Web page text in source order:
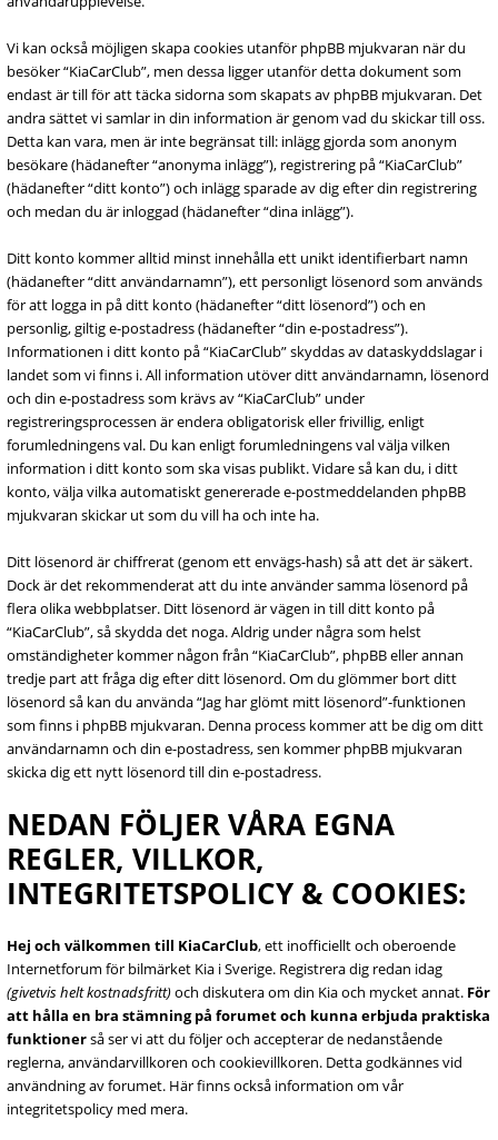
Vi kan också möjligen skapa cookies utanför phpBB mjukvaran när du
besöker “KiaCarClub”, men dessa ligger utanför detta dokument som
endast är till för att täcka sidorna som skapats av phpBB mjukvaran. Det
andra sättet vi samlar in din information är genom vad du skickar till oss.
Detta kan vara, men är inte begränsat till: inlägg gjorda som anonym
besökare (hädanefter “anonyma inlägg”), registrering på “KiaCarClub”
(hädanefter “ditt konto”) och inlägg sparade av dig efter din registrering
och medan du är inloggad (hädanefter “dina inlägg”).
Ditt konto kommer alltid minst innehålla ett unikt identifierbart namn
(hädanefter “ditt användarnamn”), ett personligt lösenord som används
för att logga in på ditt konto (hädanefter “ditt lösenord”) och en
personlig, giltig e-postadress (hädanefter “din e-postadress”).
Informationen i ditt konto på “KiaCarClub” skyddas av dataskyddslagar i
landet som vi finns i. All information utöver ditt användarnamn, lösenord
och din e-postadress som krävs av “KiaCarClub” under
registreringsprocessen är endera obligatorisk eller frivillig, enligt
forumledningens val. Du kan enligt forumledningens val välja vilken
information i ditt konto som ska visas publikt. Vidare så kan du, i ditt
konto, välja vilka automatiskt genererade e-postmeddelanden phpBB
mjukvaran skickar ut som du vill ha och inte ha.
Ditt lösenord är chiffrerat (genom ett envägs-hash) så att det är säkert.
Dock är det rekommenderat att du inte använder samma lösenord på
flera olika webbplatser. Ditt lösenord är vägen in till ditt konto på
“KiaCarClub”, så skydda det noga. Aldrig under några som helst
omständigheter kommer någon från “KiaCarClub”, phpBB eller annan
tredje part att fråga dig efter ditt lösenord. Om du glömmer bort ditt
lösenord så kan du använda “Jag har glömt mitt lösenord”-funktionen
som finns i phpBB mjukvaran. Denna process kommer att be dig om ditt
användarnamn och din e-postadress, sen kommer phpBB mjukvaran
skicka dig ett nytt lösenord till din e-postadress.
NEDAN FÖLJER VÅRA EGNA
REGLER, VILLKOR,
INTEGRITETSPOLICY & COOKIES:
Hej och välkommen till KiaCarClub, ett inofficiellt och oberoende
Internetforum för bilmärket Kia i Sverige. Registrera dig redan idag
(givetvis helt kostnadsfritt)och diskutera om din Kia och mycket annat. För
att hålla en bra stämning på forumet och kunna erbjuda praktiska
funktionerså ser vi att du följer och accepterar de nedanstående
reglerna, användarvillkoren och cookievillkoren. Detta godkännes vid
användning av forumet. Här finns också information om vår
integritetspolicy med mera.